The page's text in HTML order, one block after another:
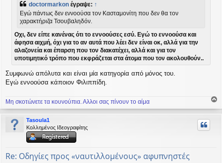
doctormarkon έγραψε: ↑
Εγώ πάντως δεν εννοούσα τον Κασταμονίτη που δεν θα τον
χαρακτήριζα Τσουβαληδόν.
Οχι, δεν είπε κανένας ότι το εννοούσες εσύ. Εγώ το εννοούσα και
άφησα αιχμή, όχι για το αν αυτά που λέει δεν είναι οκ, αλλά για την
αλαζονεία και έπαρση που τον διακατέχει, αλλά και για τον
υποτιμητικό τρόπο που εκφράζεται στα άτομα που τον ακολουθούν..
Συμφωνώ απόλυτα και είναι μία κατηγορία από μόνος του.
Εγώ εννοούσα κάποιον Φιλιππίδη.
Μη σκοτώνετε τα κουνούπια. Αλλοι σας πίνουν το αίμα
ο
ρ
Tasoula1
Κολλημένος Ιδεογραφίτης
Re: Οδηγίες προς «ναυτιλλομένους» αφυπνηστές